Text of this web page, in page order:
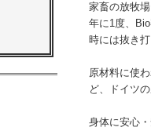
家畜の放牧
年に1度、
時には抜き
原材料に使
ど、ドイツ
身体に安心